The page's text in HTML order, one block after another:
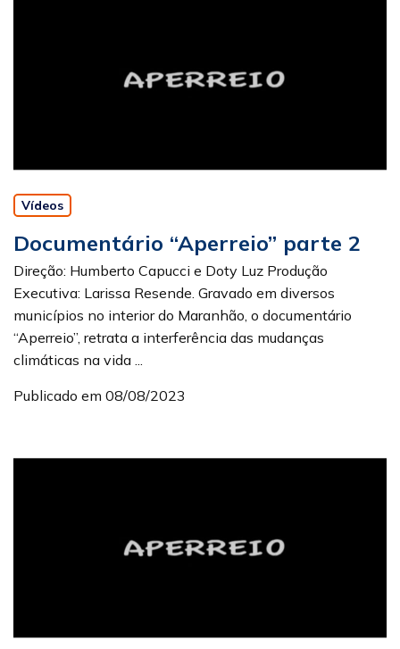
Vídeos
Documentário “Aperreio” parte 2
Direção: Humberto Capucci e Doty Luz Produção
Executiva: Larissa Resende. Gravado em diversos
municípios no interior do Maranhão, o documentário
“Aperreio”, retrata a interferência das mudanças
climáticas na vida ...
Publicado em 08/08/2023